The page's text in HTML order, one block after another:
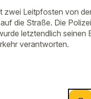
zwei Leitpfosten von
die Straße. Die
letztendlich seinen
verantworten.